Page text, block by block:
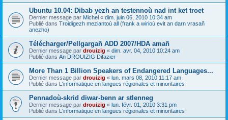
Ubuntu 10.04: Dibab yezh an testennoù nad int ket troet
Dernier message par Michel « dim. juin 06, 2010 10:34 am
Publié dans Troidigezh meziantoù all (frank a wirioù evit an darn vrasañ
anezho)
Télécharger/Pellgargañ ADD 2007/HDA amañ
Dernier message par drouizig « dim. avr. 04, 2010 10:24 am
Publié dans An DROUIZIG Difazier
More Than 1 Billion Speakers of Endangered Languages...
Dernier message par drouizig « lun. mars 08, 2010 11:17 am
Publié dans L'informatique en langues régionales et minoritaires
Pennadoù-skrid diwar-benn ar stlenneg
Dernier message par drouizig « lun. févr. 01, 2010 3:31 pm
Publié dans L'informatique en langues régionales et minoritaires